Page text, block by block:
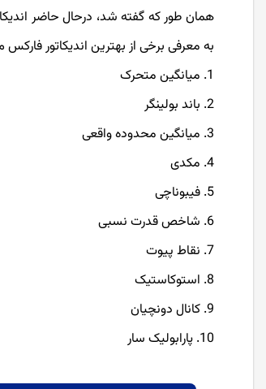
همان طور که گفته شد، درحال حاضر
به معرفی برخی از بهترین اندیکاتور فارکس
میانگین متحرک
باند بولینگر
میانگین محدوده واقعی
مکدی
فیبوناچی
شاخص قدرت نسبی
نقاط پیوت
استوکاستیک
کانال دونچیان
پارابولیک سار